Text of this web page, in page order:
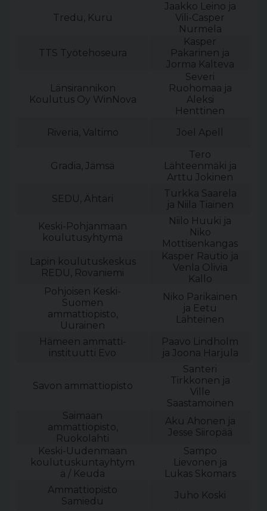
Tredu, Kuru
Jaakko Leino ja
Vili-Casper
Nurmela
TTS Työtehoseura
Kasper
Pakarinen ja
Jorma Kalteva
Länsirannikon
Koulutus Oy WinNova
Severi
Ruohomaa ja
Aleksi
Henttinen
Riveria, Valtimo
Joel Apell
Gradia, Jämsä
Tero
Lähteenmäki ja
Arttu Jokinen
SEDU, Ähtäri
Turkka Saarela
ja Niila Tiainen
Keski-Pohjanmaan
koulutusyhtymä
Niilo Huuki ja
Niko
Mottisenkangas
Lapin koulutuskeskus
REDU, Rovaniemi
Kasper Rautio ja
Venla Olivia
Kallo
Pohjoisen Keski-
Suomen
ammattiopisto,
Uurainen
Niko Parikainen
ja Eetu
Lähteinen
Hämeen ammatti-
instituutti Evo
Paavo Lindholm
ja Joona Harjula
Savon ammattiopisto
Santeri
Tirkkonen ja
Ville
Saastamoinen
Saimaan
ammattiopisto,
Ruokolahti
Aku Ahonen ja
Jesse Siiropää
Keski-Uudenmaan
koulutuskuntayhtym
ä / Keuda
Sampo
Lievonen ja
Lukas Skomars
Ammattiopisto
Samiedu
Juho Koski